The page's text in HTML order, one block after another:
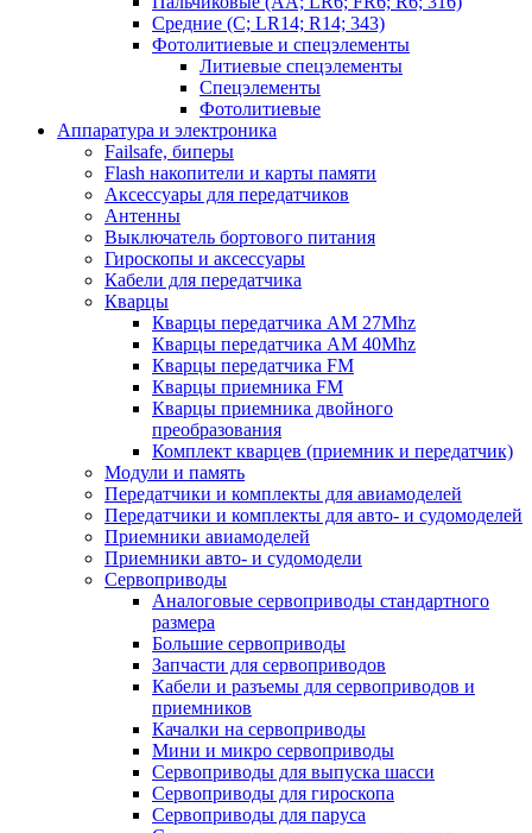
Средние (C; LR14; R14; 343)
Фотолитиевые и спецэлементы
Литиевые спецэлементы
Спецэлементы
Фотолитиевые
Аппаратура и электроника
Failsafe, биперы
Flash накопители и карты памяти
Аксессуары для передатчиков
Антенны
Выключатель бортового питания
Гироскопы и аксессуары
Кабели для передатчика
Кварцы
Кварцы передатчика AM 27Mhz
Кварцы передатчика AM 40Mhz
Кварцы передатчика FM
Кварцы приемника FM
Кварцы приемника двойного
преобразования
Комплект кварцев (приемник и передатчик)
Модули и память
Передатчики и комплекты для авиамоделей
Передатчики и комплекты для авто- и судомоделей
Приемники авиамоделей
Приемники авто- и судомодели
Сервоприводы
Аналоговые сервоприводы стандартного
размера
Большие сервоприводы
Запчасти для сервоприводов
Кабели и разъемы для сервоприводов и
приемников
Качалки на сервоприводы
Мини и микро сервоприводы
Сервоприводы для выпуска шасси
Сервоприводы для гироскопа
Сервоприводы для паруса